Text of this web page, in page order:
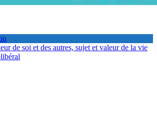
de soi et des autres, sujet et valeur de la vie